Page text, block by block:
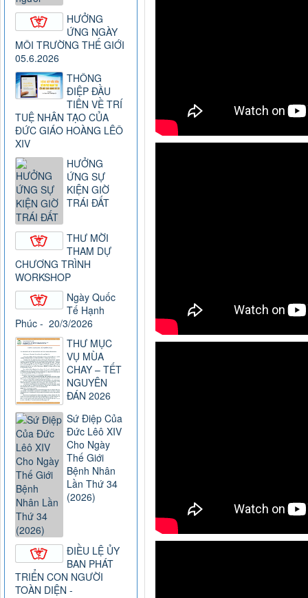
HƯỞNG
ỨNG NGÀY
MÔI TRƯỜNG THẾ GIỚI
05.6.2026
THÔNG
ĐIỆP ĐẦU
TIÊN VỀ TRÍ
TUỆ NHÂN TẠO CỦA
ĐỨC GIÁO HOÀNG LÊÔ
XIV
HƯỞNG
ỨNG SỰ
KIỆN GIỜ
TRÁI ĐẤT
THƯ MỜI
THAM DỰ
CHƯƠNG TRÌNH
WORKSHOP
Ngày Quốc
Tế Hạnh
Phúc - 20/3/2026
THƯ MỤC
VỤ MÙA
CHAY – TẾT
NGUYÊN
ĐÁN 2026
Sứ Điệp Của
Đức Lêô XIV
Cho Ngày
Thế Giới
Bệnh Nhân
Lần Thứ 34
(2026)
ĐIỀU LỆ ỦY
BAN PHÁT
TRIỂN CON NGƯỜI
TOÀN DIỆN -